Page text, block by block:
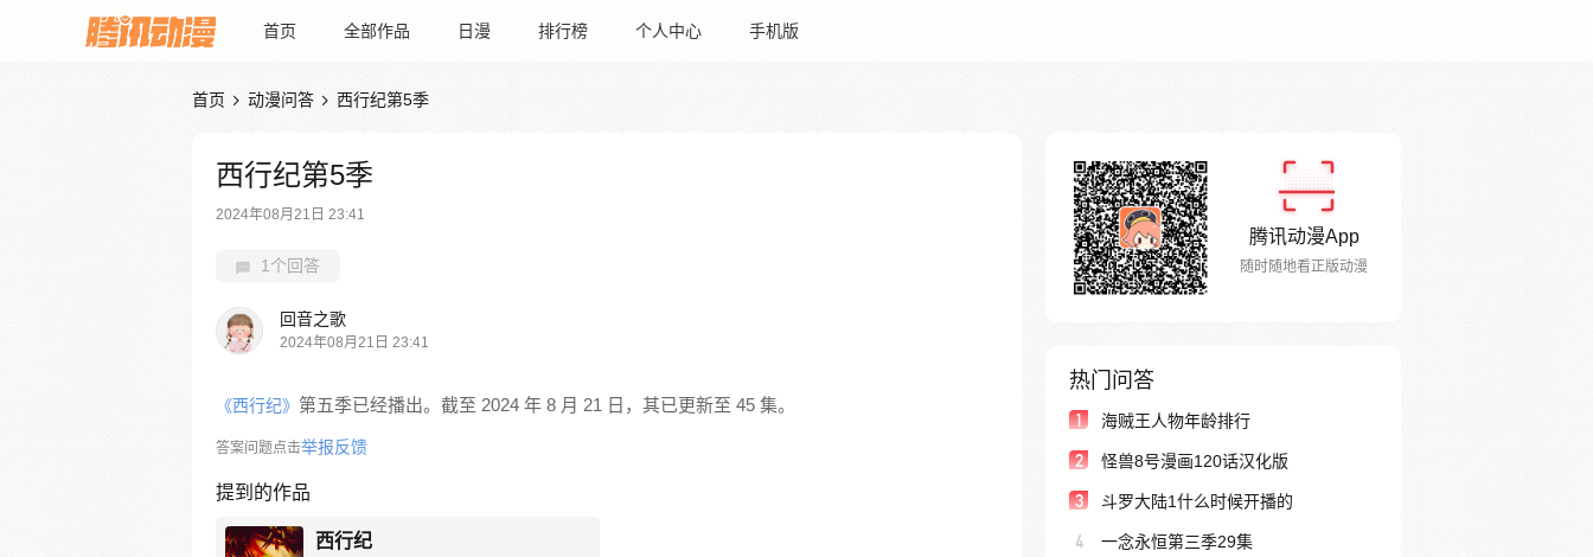
首页 全部作品 日漫 排行榜 个人中心 手机版
首页  动漫问答  西行纪第5季
西行纪第5季
2024年08月21日 23:41
1个回答
回音之歌
2024年08月21日 23:41
《西行纪》 第五季已经播出。截至 2024 年 8 月 21 日，其已更新至 45 集。
答案问题点击举报反馈
提到的作品
西行纪
腾讯动漫App
随时随地看正版动漫
热门问答
1 海贼王人物年龄排行
2 怪兽8号漫画120话汉化版
3 斗罗大陆1什么时候开播的
4 一念永恒第三季29集